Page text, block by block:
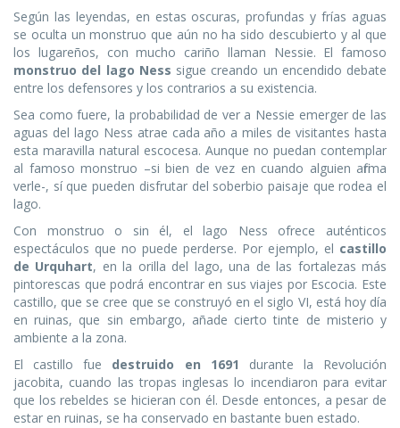
Según las leyendas, en estas oscuras, profundas y frías aguas
se oculta un monstruo que aún no ha sido descubierto y al que
los lugareños, con mucho cariño llaman Nessie. El famoso
monstruo del lago Ness sigue creando un encendido debate
entre los defensores y los contrarios a su existencia.
Sea como fuere, la probabilidad de ver a Nessie emerger de las
aguas del lago Ness atrae cada año a miles de visitantes hasta
esta maravilla natural escocesa. Aunque no puedan contemplar
al famoso monstruo –si bien de vez en cuando alguien afirma
verle-, sí que pueden disfrutar del soberbio paisaje que rodea el
lago.
Con monstruo o sin él, el lago Ness ofrece auténticos
espectáculos que no puede perderse. Por ejemplo, el castillo
de Urquhart, en la orilla del lago, una de las fortalezas más
pintorescas que podrá encontrar en sus viajes por Escocia. Este
castillo, que se cree que se construyó en el siglo VI, está hoy día
en ruinas, que sin embargo, añade cierto tinte de misterio y
ambiente a la zona.
El castillo fue destruido en 1691 durante la Revolución
jacobita, cuando las tropas inglesas lo incendiaron para evitar
que los rebeldes se hicieran con él. Desde entonces, a pesar de
estar en ruinas, se ha conservado en bastante buen estado.